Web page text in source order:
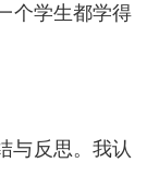
个学生都学得
与反思。我认